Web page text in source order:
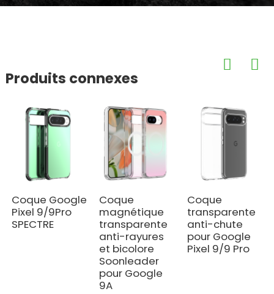
Produits connexes
Coque Google
Pixel 9/9Pro
SPECTRE
Coque
magnétique
transparente
anti-rayures
et bicolore
Soonleader
pour Google
9A
Coque
transparente
anti-chute
pour Google
Pixel 9/9 Pro